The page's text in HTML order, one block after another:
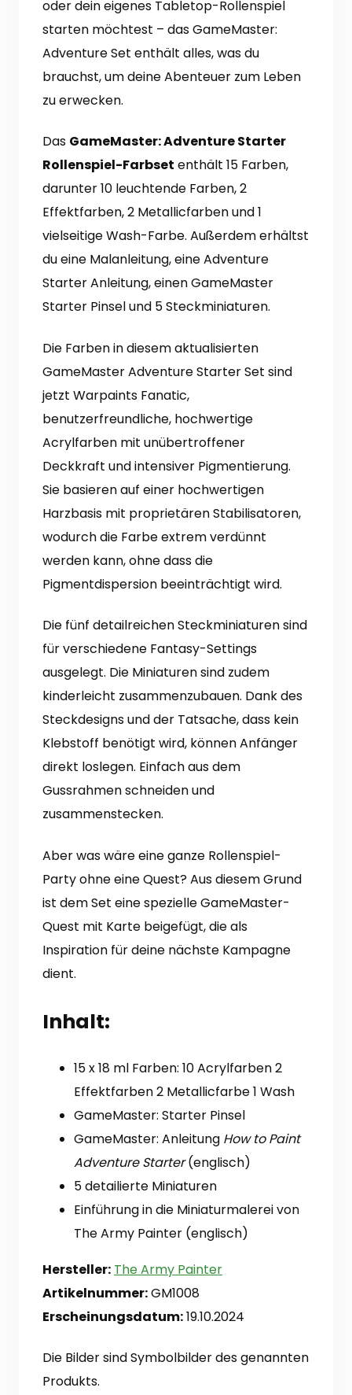
oder dein eigenes Tabletop-Rollenspiel
starten möchtest – das GameMaster:
Adventure Set enthält alles, was du
brauchst, um deine Abenteuer zum Leben
zu erwecken.
Das GameMaster: Adventure Starter
Rollenspiel-Farbset enthält 15 Farben,
darunter 10 leuchtende Farben, 2
Effektfarben, 2 Metallicfarben und 1
vielseitige Wash-Farbe. Außerdem erhältst
du eine Malanleitung, eine Adventure
Starter Anleitung, einen GameMaster
Starter Pinsel und 5 Steckminiaturen.
Die Farben in diesem aktualisierten
GameMaster Adventure Starter Set sind
jetzt Warpaints Fanatic,
benutzerfreundliche, hochwertige
Acrylfarben mit unübertroffener
Deckkraft und intensiver Pigmentierung.
Sie basieren auf einer hochwertigen
Harzbasis mit proprietären Stabilisatoren,
wodurch die Farbe extrem verdünnt
werden kann, ohne dass die
Pigmentdispersion beeinträchtigt wird.
Die fünf detailreichen Steckminiaturen sind
für verschiedene Fantasy-Settings
ausgelegt. Die Miniaturen sind zudem
kinderleicht zusammenzubauen. Dank des
Steckdesigns und der Tatsache, dass kein
Klebstoff benötigt wird, können Anfänger
direkt loslegen. Einfach aus dem
Gussrahmen schneiden und
zusammenstecken.
Aber was wäre eine ganze Rollenspiel-
Party ohne eine Quest? Aus diesem Grund
ist dem Set eine spezielle GameMaster-
Quest mit Karte beigefügt, die als
Inspiration für deine nächste Kampagne
dient.
Inhalt:
15 x 18 ml Farben: 10 Acrylfarben 2
Effektfarben 2 Metallicfarbe 1 Wash
GameMaster: Starter Pinsel
GameMaster: Anleitung How to Paint
Adventure Starter(englisch)
5 detailierte Miniaturen
Einführung in die Miniaturmalerei von
The Army Painter (englisch)
Hersteller: The Army Painter
Artikelnummer:GM1008
Erscheinungsdatum:19.10.2024
Die Bilder sind Symbolbilder des genannten
Produkts.